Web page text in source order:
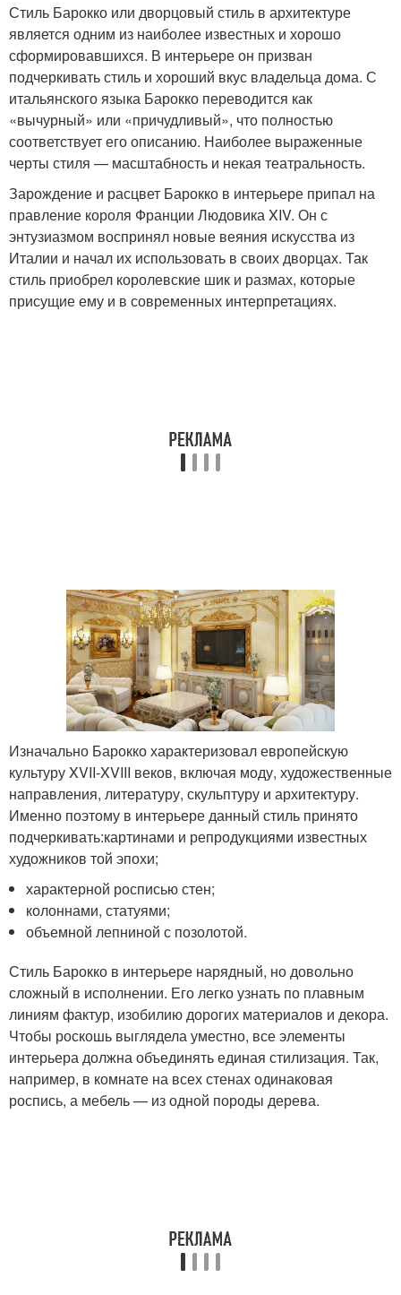
Стиль Барокко или дворцовый стиль в архитектуре
является одним из наиболее известных и хорошо
сформировавшихся. В интерьере он призван
подчеркивать стиль и хороший вкус владельца дома. С
итальянского языка Барокко переводится как
«вычурный» или «причудливый», что полностью
соответствует его описанию. Наиболее выраженные
черты стиля — масштабность и некая театральность.
Зарождение и расцвет Барокко в интерьере припал на
правление короля Франции Людовика XIV. Он с
энтузиазмом воспринял новые веяния искусства из
Италии и начал их использовать в своих дворцах. Так
стиль приобрел королевские шик и размах, которые
присущие ему и в современных интерпретациях.
Изначально Барокко характеризовал европейскую
культуру XVII-XVIII веков, включая моду, художественные
направления, литературу, скульптуру и архитектуру.
Именно поэтому в интерьере данный стиль принято
подчеркивать:картинами и репродукциями известных
художников той эпохи;
характерной росписью стен;
колоннами, статуями;
объемной лепниной с позолотой.
Стиль Барокко в интерьере нарядный, но довольно
сложный в исполнении. Его легко узнать по плавным
линиям фактур, изобилию дорогих материалов и декора.
Чтобы роскошь выглядела уместно, все элементы
интерьера должна объединять единая стилизация. Так,
например, в комнате на всех стенах одинаковая
роспись, а мебель — из одной породы дерева.